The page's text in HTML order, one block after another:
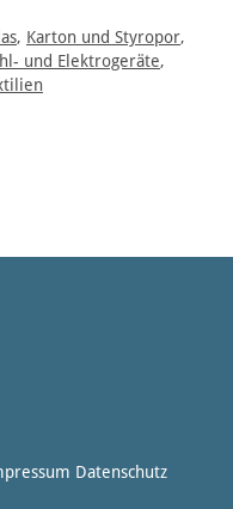
, Karton und Styropor,
und Elektrogeräte,
Datenschutz